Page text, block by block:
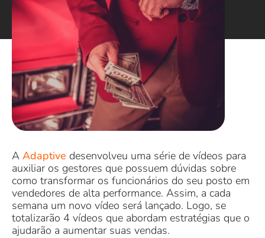
A Adaptive desenvolveu uma série de vídeos para
auxiliar os gestores que possuem dúvidas sobre
como transformar os funcionários do seu posto em
vendedores de alta performance. Assim, a cada
semana um novo vídeo será lançado. Logo, se
totalizarão 4 vídeos que abordam estratégias que o
ajudarão a aumentar suas vendas.